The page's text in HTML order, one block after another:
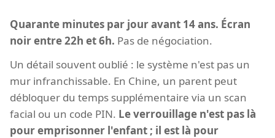
Quarante minutes par jour avant 14 ans. Écran
noir entre 22h et 6h. Pas de négociation.
Un détail souvent oublié : le système n'est pas un
mur infranchissable. En Chine, un parent peut
débloquer du temps supplémentaire via un scan
facial ou un code PIN. Le verrouillage n'est pas là
pour emprisonner l'enfant ; il est là pour